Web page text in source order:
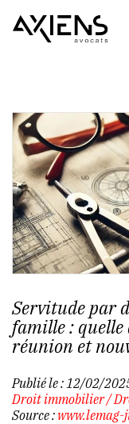
Servitude par
famille : quelle
réunion et
Publié le : 12/02/
Droit immobilier/
Source :